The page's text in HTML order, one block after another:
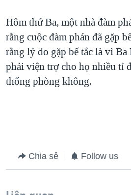
TRỊNH VĨNH BÌNH VS. CHÍNH PHỦ
NGƯ DÂN VIỆT VÀ LÀN SÓNG
BÊN KIA QUỐC LỘ: TIẾNG VỌNG
QUAN HỆ VIỆT MỸ
Hôm thứ Ba, một nhà đàm
rằng cuộc đàm phán đã gặp
rằng lý do gặp bế tắc là vì
phải viện trợ cho họ nhiều tỉ
thống phòng không.
Chia sẻ Follow us